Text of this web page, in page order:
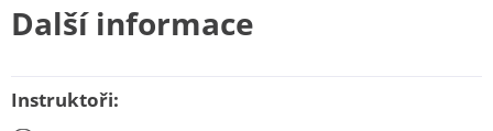
Další informace
Instruktoři: